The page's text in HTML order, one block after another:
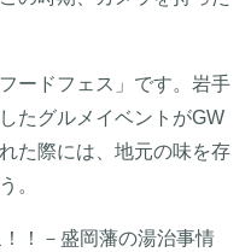
ードフェス」です。岩手
たグルメイベントがGW
た際には、地元の味を存
。
！－盛岡藩の湯治事情